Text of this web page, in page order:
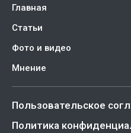
Главная
Статьи
Фото и видео
Мнение
Пользовательское
Политика